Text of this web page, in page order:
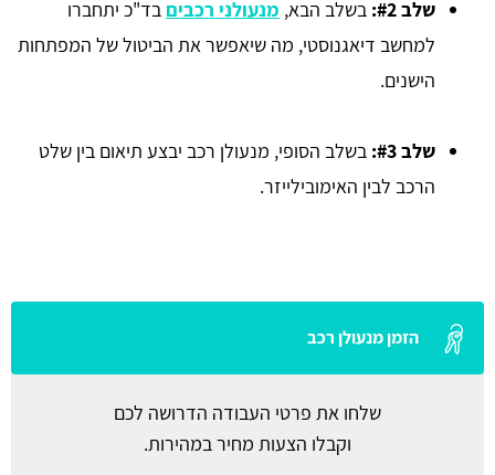
שלב #2: בשלב הבא, מנעולני רכבים בד"כ יתחברו
למחשב דיאגנוסטי, מה שיאפשר את הביטול של המפתחות
הישנים.
שלב #3:
בשלב הסופי, מנעולן רכב יבצע תיאום בין שלט
הרכב לבין האימובילייזר.
הזמן מנעולן רכב
שלחו את פרטי העבודה הדרושה לכם
וקבלו הצעות מחיר במהירות.